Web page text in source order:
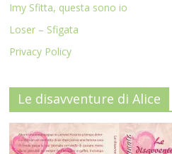
Imy Sfitta, questa sono io
Loser – Sfigata
Privacy Policy
Le disavventure di Alice